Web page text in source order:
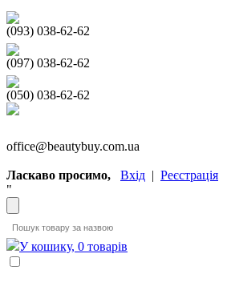
(093) 038-62-62
(097) 038-62-62
(050) 038-62-62
office@beautybuy.com.ua
Ласкаво просимо, Вхід | Реєстрація
"
У кошику, 0 товарів